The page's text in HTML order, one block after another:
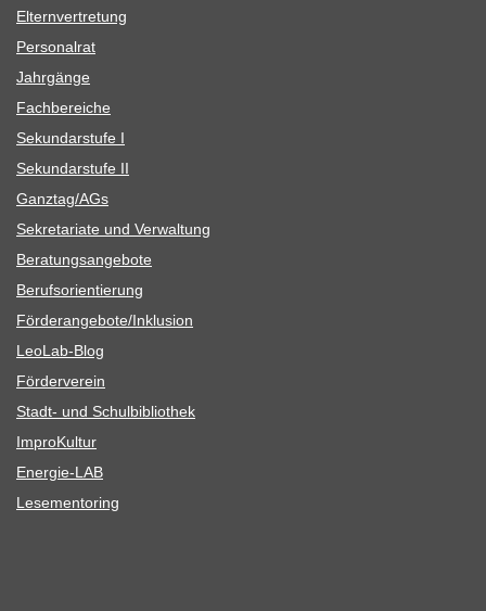
Eltern­ver­tre­tung
Per­so­nal­rat
Jahr­gänge
Fach­be­rei­che
Sekun­dar­stufe I
Sekun­dar­stufe II
Ganztag/​​AGs
Sekre­ta­riate und Verwaltung
Bera­tungs­an­ge­bote
Berufs­ori­en­tie­rung
Förderangebote/​​Inklusion
Leo­Lab-Blog
För­der­ver­ein
Stadt- und Schulbibliothek
Impro­Kul­tur
Ener­­gie-LAB
Lese­men­to­ring